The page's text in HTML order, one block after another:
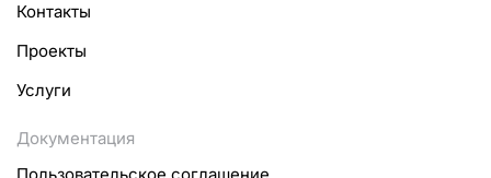
Контакты
Проекты
Услуги
Документация